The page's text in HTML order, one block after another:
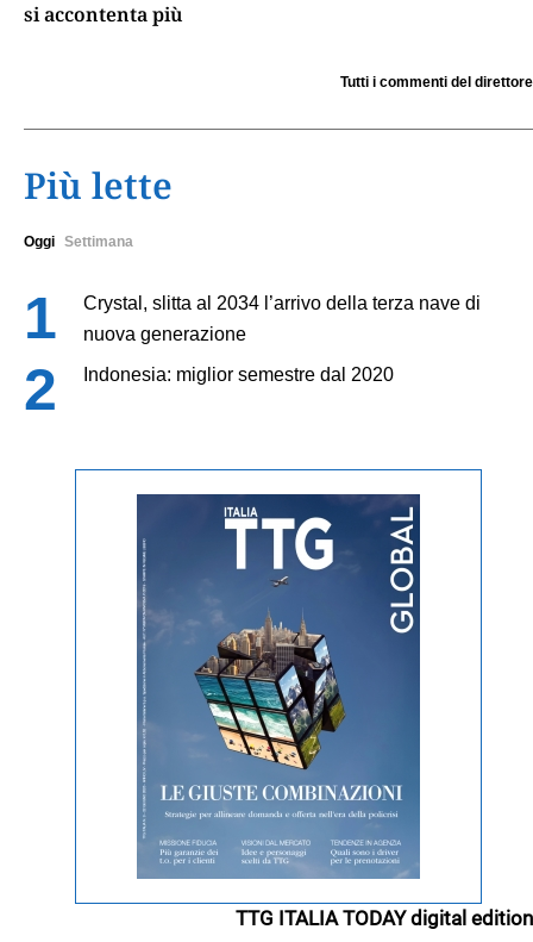
si accontenta più
Tutti i commenti del direttore
Più lette
Oggi Settimana
Crystal, slitta al 2034 l’arrivo della terza nave di
nuova generazione
Indonesia: miglior semestre dal 2020
TTG ITALIA TODAY digital edition